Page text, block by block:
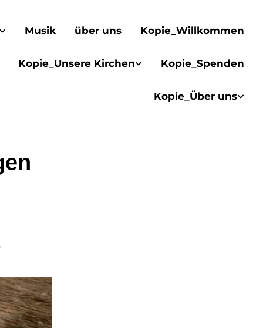
Musik über uns Kopie_Willkommen
Kopie_Unsere Kirchen Kopie_Spenden
Kopie_Über uns